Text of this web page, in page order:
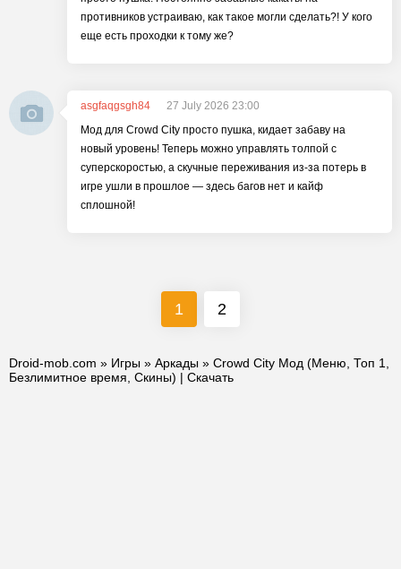
противников устраиваю, как такое могли сделать?! У кого
еще есть проходки к тому же?
asgfaqgsgh84
27 July 2026 23:00
Мод для Crowd City просто пушка, кидает забаву на
новый уровень! Теперь можно управлять толпой с
суперскоростью, а скучные переживания из-за потерь в
игре ушли в прошлое — здесь багов нет и кайф
сплошной!
1 2
Droid-mob.com » Игры » Аркады » Crowd City Мод (Меню, Топ 1,
Безлимитное время, Скины) | Скачать